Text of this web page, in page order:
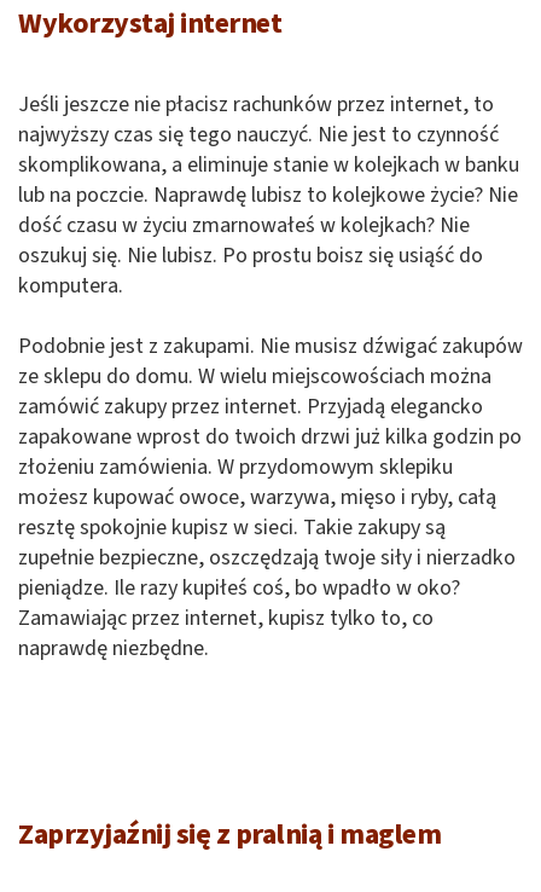
Wykorzystaj internet
Jeśli jeszcze nie płacisz rachunków przez internet, to
najwyższy czas się tego nauczyć. Nie jest to czynność
skomplikowana, a eliminuje stanie w kolejkach w banku
lub na poczcie. Naprawdę lubisz to kolejkowe życie? Nie
dość czasu w życiu zmarnowałeś w kolejkach? Nie
oszukuj się. Nie lubisz. Po prostu boisz się usiąść do
komputera.
Podobnie jest z zakupami. Nie musisz dźwigać zakupów
ze sklepu do domu. W wielu miejscowościach można
zamówić zakupy przez internet. Przyjadą elegancko
zapakowane wprost do twoich drzwi już kilka godzin po
złożeniu zamówienia. W przydomowym sklepiku
możesz kupować owoce, warzywa, mięso i ryby, całą
resztę spokojnie kupisz w sieci. Takie zakupy są
zupełnie bezpieczne, oszczędzają twoje siły i nierzadko
pieniądze. Ile razy kupiłeś coś, bo wpadło w oko?
Zamawiając przez internet, kupisz tylko to, co
naprawdę niezbędne.
Zaprzyjaźnij się z pralnią i maglem